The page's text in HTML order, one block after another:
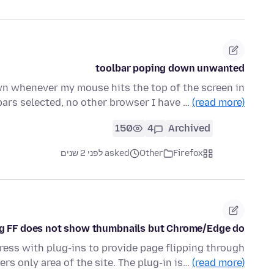
toolbar poping down unwanted
whenever my mouse hits the top of the screen in
selected, no other browser I have … (read more)
Archived
4
150
Firefox
Other asked לפני 2 שנים
FF does not show thumbnails but Chrome/Edge do
with plug-ins to provide page flipping through
only area of the site. The plug-in is… (read more)